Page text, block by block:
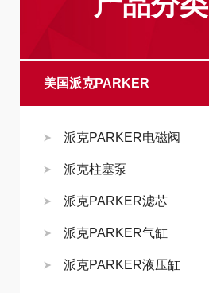
美国派克PARKER
派克PARKER电磁阀
派克柱塞泵
派克PARKER滤芯
派克PARKER气缸
派克PARKER液压缸